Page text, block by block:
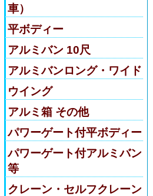
車）
平ボディー
アルミバン 10尺
アルミバンロング・ワイド
ウイング
アルミ箱 その他
パワーゲート付平ボディー
パワーゲート付アルミバン
等
クレーン・セルフクレーン